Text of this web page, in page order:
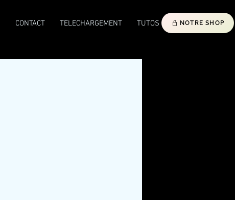
CONTACT TELECHARGEMENT TUTOS NOTRE SHOP